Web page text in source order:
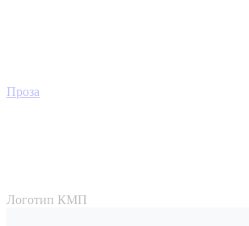
Проза
Логотип КМП